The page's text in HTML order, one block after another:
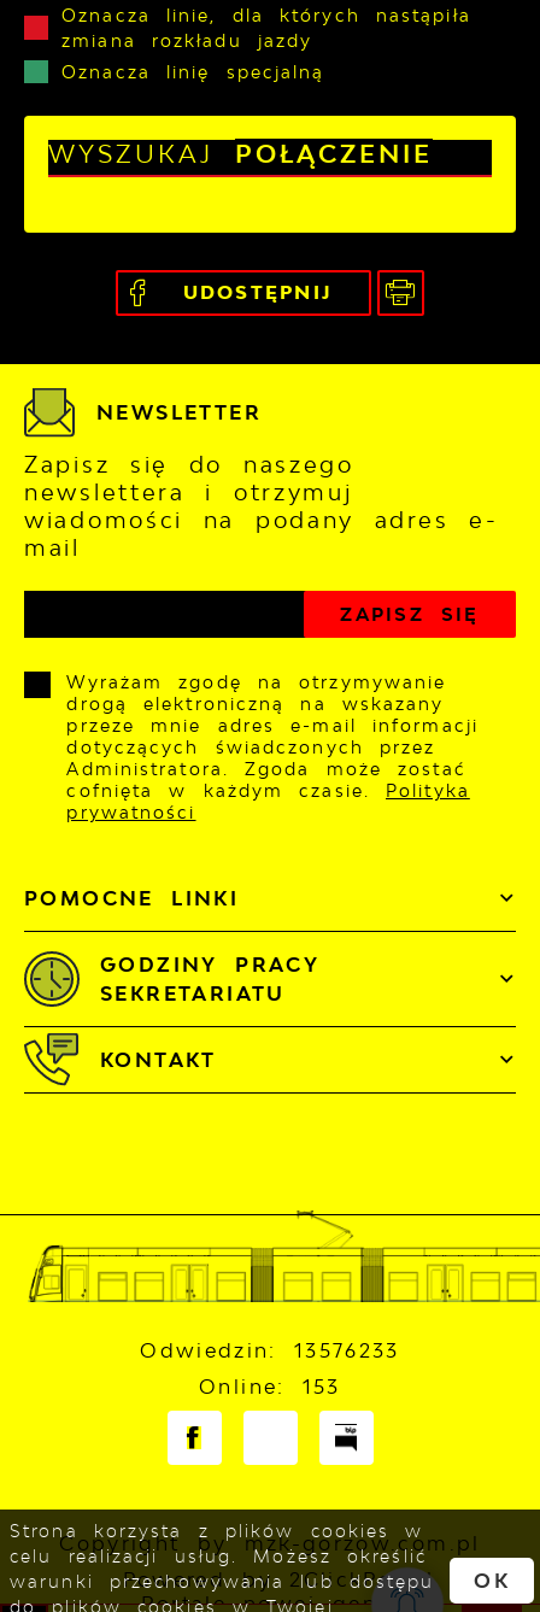
Oznacza linie, dla których nastąpiła
zmiana rozkładu jazdy
Oznacza linię specjalną
WYSZUKAJ POŁĄCZENIE
UDOSTĘPNIJ
POMOCNE LINKI
NEWSLETTER
Zapisz się do naszego
newslettera i otrzymuj
wiadomości na podany adres e-
mail
Wyrażam zgodę na otrzymywanie
drogą elektroniczną na wskazany
przeze mnie adres e-mail informacji
dotyczących świadczonych przez
Administratora. Zgoda może zostać
cofnięta w każdym czasie. Polityka
prywatności
GODZINY PRACY
SEKRETARIATU
KONTAKT
Odwiedzin: 13576233
Online: 153
Copyright by mzk-gorzow.com.pl
Powered by 2ClickPortal
- Portale nowej generacji
Strona korzysta z plików cookies w
celu realizacji usług. Możesz określić
warunki przechowywania lub dostępu
do plików cookies w Twojej
OK